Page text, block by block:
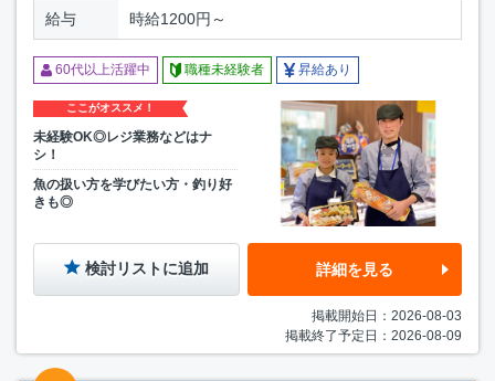
給与 時給1200円～
60代以上活躍中 職種未経験者 昇給あり
ここがオススメ！
未経験OK◎レジ業務などはナ
シ！
魚の扱い方を学びたい方・釣り好
きも◎
検討リストに追加 詳細を見る
掲載開始日：2026-08-03
掲載終了予定日：2026-08-09